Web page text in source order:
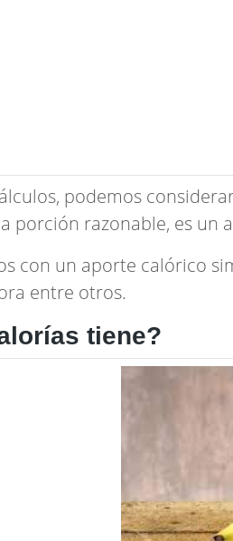
podemos
porción razonable, es un
con un aporte calórico
entre otros.
tiene?